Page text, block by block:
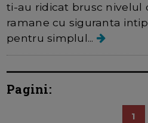
ti-au ridicat brusc nivelul
ramane cu siguranta
pentru simplul...
Pagini:
1